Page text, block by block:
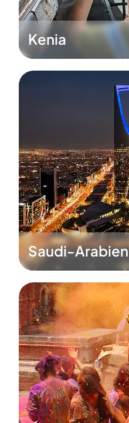
Kenia
Saudi-Arabien